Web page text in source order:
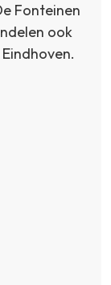
Fonteinen
ook